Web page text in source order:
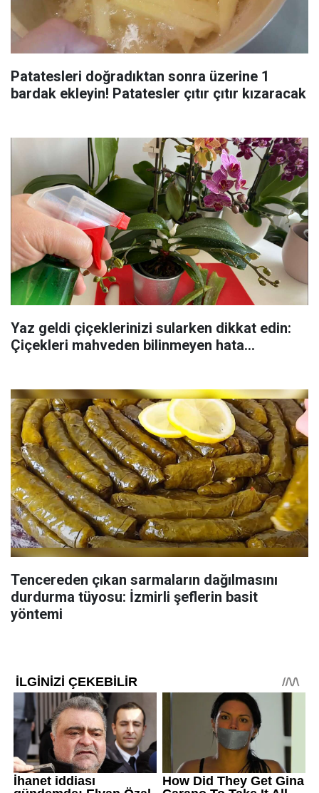
Patatesleri doğradıktan sonra üzerine 1
bardak ekleyin! Patatesler çıtır çıtır kızaracak
Yaz geldi çiçeklerinizi sularken dikkat edin:
Çiçekleri mahveden bilinmeyen hata...
Tencereden çıkan sarmaların dağılmasını
durdurma tüyosu: İzmirli şeflerin basit
yöntemi